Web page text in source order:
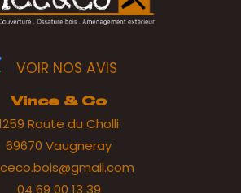
VOIR NOS AVIS
Vince & Co
Route du Cholli
69670 Vaugneray